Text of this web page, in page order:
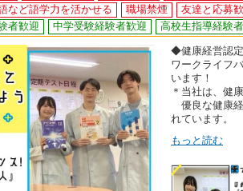
など語学力を活かせる 職場禁煙 友達と応募
者歓迎 中学受験経験者歓迎 高校生指導経験
◆健康経営認
ワークライフ
います！
＊当社は、健
優良な健康
れています。
もっと読む